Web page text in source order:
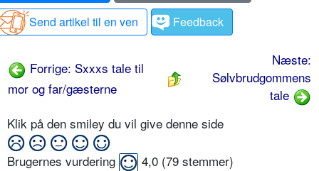
Send artikel til en ven
Feedback
Forrige: Sxxxs tale til
mor og far/gæsterne
Næste:
Sølvbrudgommens
tale
Klik på den smiley du vil give denne side
Brugernes vurdering 4,0 (79 stemmer)